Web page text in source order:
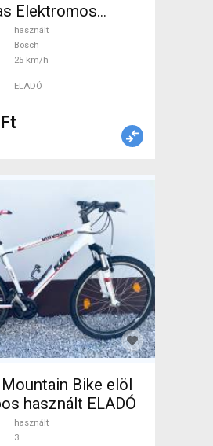
25 km/h
ELADÓ
használt
Bosch
25 km/h
ELADÓ
használt ELADÓ
használt
3